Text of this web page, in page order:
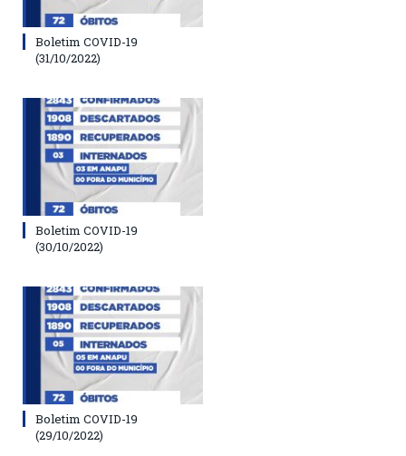
Boletim COVID-19
(31/10/2022)
Boletim COVID-19
(30/10/2022)
Boletim COVID-19
(29/10/2022)